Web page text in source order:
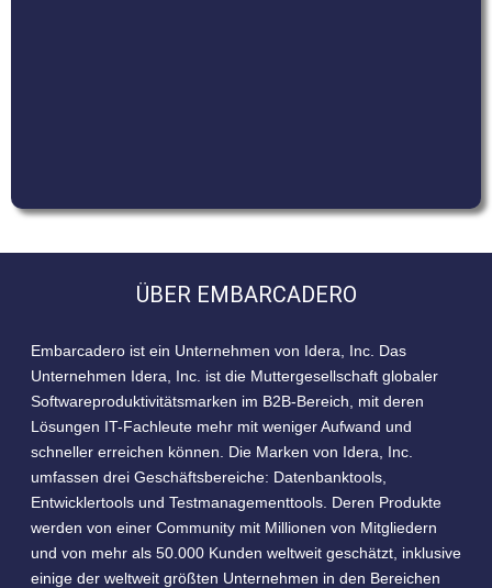
ÜBER EMBARCADERO
Embarcadero ist ein Unternehmen von Idera, Inc. Das
Unternehmen Idera, Inc. ist die Muttergesellschaft globaler
Softwareproduktivitätsmarken im B2B-Bereich, mit deren
Lösungen IT-Fachleute mehr mit weniger Aufwand und
schneller erreichen können. Die Marken von Idera, Inc.
umfassen drei Geschäftsbereiche: Datenbanktools,
Entwicklertools und Testmanagementtools. Deren Produkte
werden von einer Community mit Millionen von Mitgliedern
und von mehr als 50.000 Kunden weltweit geschätzt, inklusive
einige der weltweit größten Unternehmen in den Bereichen